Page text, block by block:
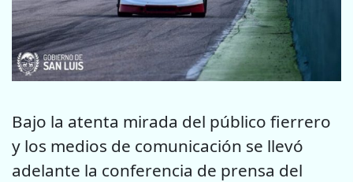
Bajo la atenta mirada del público fierrero
y los medios de comunicación se llevó
adelante la conferencia de prensa del